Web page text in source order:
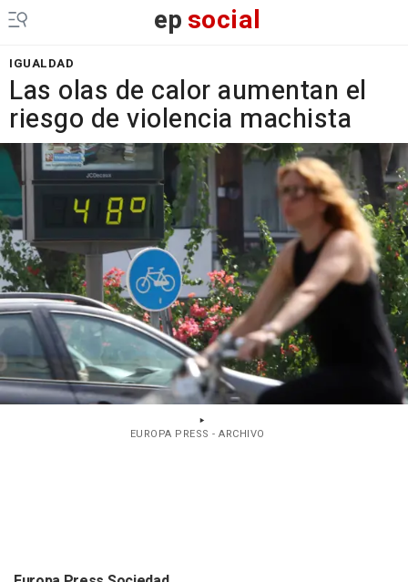
epsocial
IGUALDAD
Las olas de calor aumentan el
riesgo de violencia machista
EUROPA PRESS - ARCHIVO